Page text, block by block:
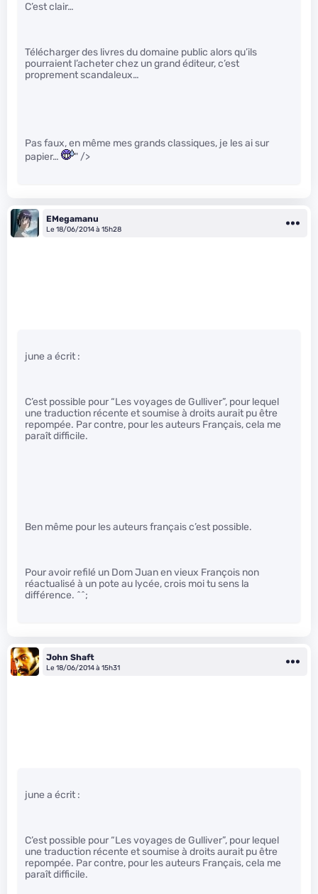
C’est clair…
Télécharger des livres du domaine public alors qu’ils
pourraient l’acheter chez un grand éditeur, c’est
proprement scandaleux…
Pas faux, en même mes grands classiques, je les ai sur
papier…
" />
EMegamanu
Le 18/06/2014 à 15h28
june a écrit :
C’est possible pour “Les voyages de Gulliver”, pour lequel
une traduction récente et soumise à droits aurait pu être
repompée. Par contre, pour les auteurs Français, cela me
paraît difficile.
Ben même pour les auteurs français c’est possible.
Pour avoir refilé un Dom Juan en vieux François non
réactualisé à un pote au lycée, crois moi tu sens la
différence. ^^;
John Shaft
Le 18/06/2014 à 15h31
june a écrit :
C’est possible pour “Les voyages de Gulliver”, pour lequel
une traduction récente et soumise à droits aurait pu être
repompée. Par contre, pour les auteurs Français, cela me
paraît difficile.